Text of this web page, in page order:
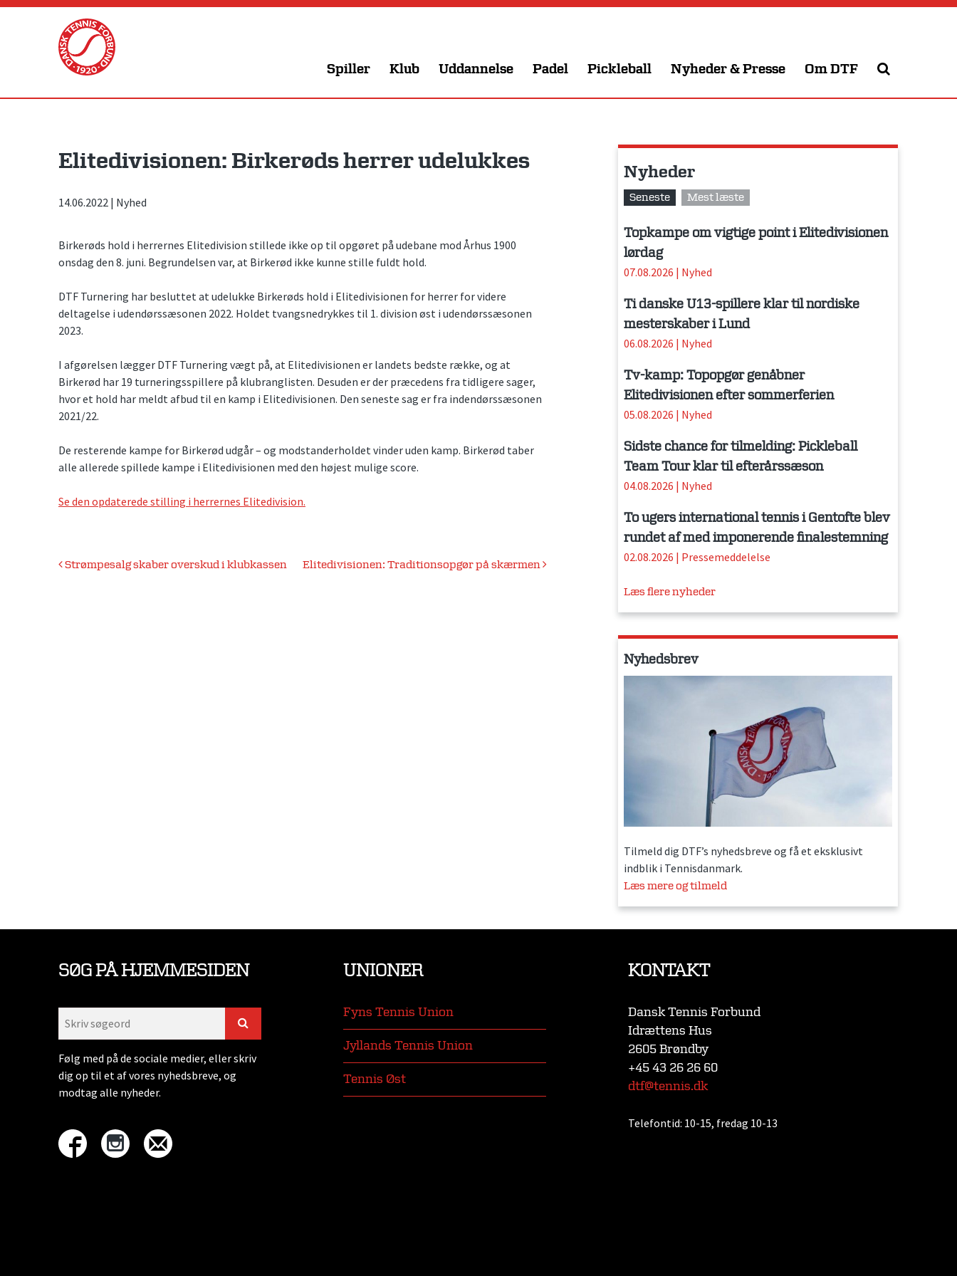
Skip
Spiller Klub Uddannelse Padel Pickleball Nyheder & Presse Om DTF
Elitedivisionen: Birkerøds herrer udelukkes
14.06.2022 | Nyhed
Birkerøds hold i herrernes Elitedivision stillede ikke op til opgøret på udebane mod Århus 1900
onsdag den 8. juni. Begrundelsen var, at Birkerød ikke kunne stille fuldt hold.
DTF Turnering har besluttet at udelukke Birkerøds hold i Elitedivisionen for herrer for videre
deltagelse i udendørssæsonen 2022. Holdet tvangsnedrykkes til 1. division øst i udendørssæsonen
2023.
I afgørelsen lægger DTF Turnering vægt på, at Elitedivisionen er landets bedste række, og at
Birkerød har 19 turneringsspillere på klubranglisten. Desuden er der præcedens fra tidligere sager,
hvor et hold har meldt afbud til en kamp i Elitedivisionen. Den seneste sag er fra indendørssæsonen
2021/22.
De resterende kampe for Birkerød udgår – og modstanderholdet vinder uden kamp. Birkerød taber
alle allerede spillede kampe i Elitedivisionen med den højest mulige score.
Se den opdaterede stilling i herrernes Elitedivision.
Indlægsnavigation
Strømpesalg skaber overskud i klubkassen Elitedivisionen: Traditionsopgør på skærmen
Nyheder
Seneste Mest læste
Topkampe om vigtige point i Elitedivisionen
lørdag
07.08.2026 | Nyhed
Ti danske U13-spillere klar til nordiske
mesterskaber i Lund
06.08.2026 | Nyhed
Tv-kamp: Topopgør genåbner
Elitedivisionen efter sommerferien
05.08.2026 | Nyhed
Sidste chance for tilmelding: Pickleball
Team Tour klar til efterårssæson
04.08.2026 | Nyhed
To ugers international tennis i Gentofte blev
rundet af med imponerende finalestemning
02.08.2026 | Pressemeddelelse
Læs flere nyheder
Nyhedsbrev
Tilmeld dig DTF’s nyhedsbreve og få et eksklusivt
indblik i Tennisdanmark.
Læs mere og tilmeld
SØG PÅ HJEMMESIDEN
Følg med på de sociale medier, eller skriv
dig op til et af vores nyhedsbreve, og
modtag alle nyheder.
UNIONER
Fyns Tennis Union
Jyllands Tennis Union
Tennis Øst
KONTAKT
Dansk Tennis Forbund
Idrættens Hus
2605 Brøndby
+45 43 26 26 60
dtf@tennis.dk
Telefontid: 10-15, fredag 10-13